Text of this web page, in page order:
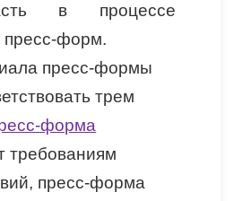
в процессе
пресс-форм.
пресс-формы
трем
форма
требованиям
пресс-форма